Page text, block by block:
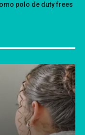
polo de duty frees